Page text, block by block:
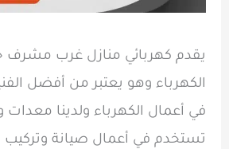
يقدم كهربائي منازل غرب
الكهرباء وهو يعتبر من أفضل
في أعمال الكهرباء ولدينا
تستخدم في أعمال صيانة وتركيب